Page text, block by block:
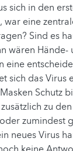
sich in den
war eine
Sind es
wären Hände-
eine
sich das Virus
Schutz
zu
zumindest
neues Virus